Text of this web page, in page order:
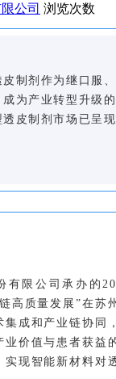
公司 浏览次数
制剂作为继口服
为产业转型升级
皮制剂市场已呈
有限公司承办的
高质量发展”在苏
成和产业链协同
价值与患者获益
现智能新材料对